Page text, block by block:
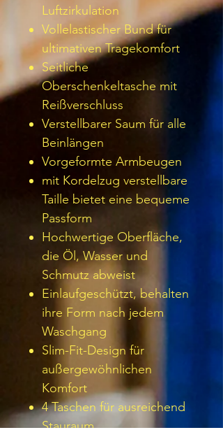
Luftzirkulation
Vollelastischer Bund für
ultimativen Tragekomfort
Seitliche
Oberschenkeltasche mit
Reißverschluss
Verstellbarer Saum für alle
Beinlängen
Vorgeformte Armbeugen
mit Kordelzug verstellbare
Taille bietet eine bequeme
Passform
Hochwertige Oberfläche,
die Öl, Wasser und
Schmutz abweist
Einlaufgeschützt, behalten
ihre Form nach jedem
Waschgang
Slim-Fit-Design für
außergewöhnlichen
Komfort
4 Taschen für ausreichend
Stauraum